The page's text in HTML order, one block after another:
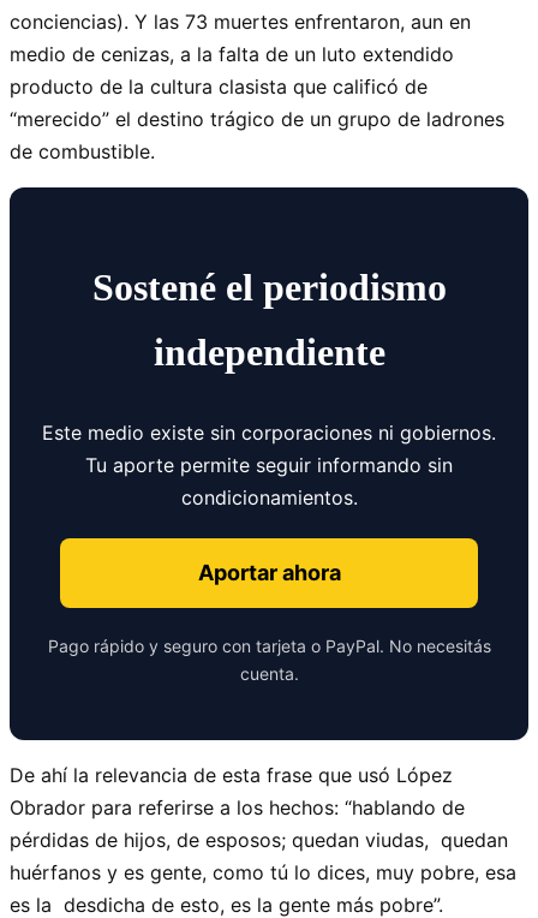
conciencias). Y las 73 muertes enfrentaron, aun en
medio de cenizas, a la falta de un luto extendido
producto de la cultura clasista que calificó de
“merecido” el destino trágico de un grupo de ladrones
de combustible.
Sostené el periodismo
independiente
Este medio existe sin corporaciones ni gobiernos.
Tu aporte permite seguir informando sin
condicionamientos.
Aportar ahora
Pago rápido y seguro con tarjeta o PayPal. No necesitás
cuenta.
De ahí la relevancia de esta frase que usó López
Obrador para referirse a los hechos: “hablando de
pérdidas de hijos, de esposos; quedan viudas, quedan
huérfanos y es gente, como tú lo dices, muy pobre, esa
es la desdicha de esto, es la gente más pobre”.